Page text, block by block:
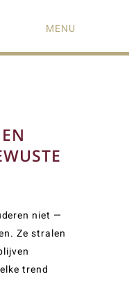
MENU
niet —
Ze stralen
trend